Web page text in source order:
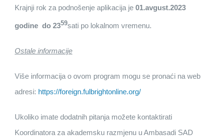
Krajnji rok za podnošenje aplikacija je 01.avgust.2023
godine do 2359sati po lokalnom vremenu.
Ostale informacije
Više informacija o ovom program mogu se pronaći na web
adresi: https://foreign.fulbrightonline.org/
Ukoliko imate dodatnih pitanja možete kontaktirati
Koordinatora za akademsku razmjenu u Ambasadi SAD